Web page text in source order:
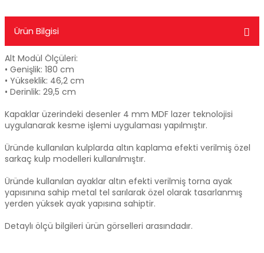
Ürün Bilgisi
Alt Modül Ölçüleri:
• Genişlik: 180 cm
• Yükseklik: 46,2 cm
• Derinlik: 29,5 cm
Kapaklar üzerindeki desenler 4 mm MDF lazer teknolojisi
uygulanarak kesme işlemi uygulaması yapılmıştır.
Üründe kullanılan kulplarda altın kaplama efekti verilmiş özel
sarkaç kulp modelleri kullanılmıştır.
Üründe kullanılan ayaklar altın efekti verilmiş torna ayak
yapısınına sahip metal tel sarılarak özel olarak tasarlanmış
yerden yüksek ayak yapısına sahiptir.
Detaylı ölçü bilgileri ürün görselleri arasındadır.